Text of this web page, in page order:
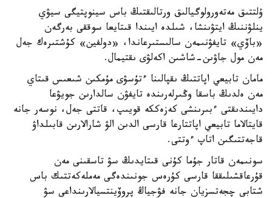
ۇلتتىق مەتەورولوگيالىق ورتالىقتىڭ باس سينوپتيگى سيۋي
ينلۋننىڭ ايتۋىنشا، شىلدە ايىندا قىتايعا سوققى بەرگەن
«باۆي» تايفۋنىمەن سالىستىرعاندا، «دولفين» كۇشتىرەك جەل
مەن مول جاۋىن-شاشىن اكەلۋى ىقتيمال.
مامان تابيعي اپاتتىڭ ىقپالىنا ءتۇسۋى مۇمكىن شىعىس قىتاي
مەن ەلدىڭ باسقا وڭىرلەرىندە تايفۋن سالدارىن جويۋعا
دايىندىقتى ءبىرىنشى كەزەككە قويىپ، قاتتى جەل، نوسەر جانە
قايتالاما تابيعي اپاتتارعا قارسى الدىن الۋ شارالارىن قابىلداۋ
قاجەتتىگىن اتاپ ءوتتى.
سونىمەن قاتار جۇما كۇنى قىتايدىڭ سۋ تاسقىنى مەن
قۇرعاقشىلىققا قارسى كۇرەس جونىندەگى مەملەكەتتىك باس
شتابى چجەتسزيان جانە فۋجياڭ پروۆينتسيالارىنداعى سۋ